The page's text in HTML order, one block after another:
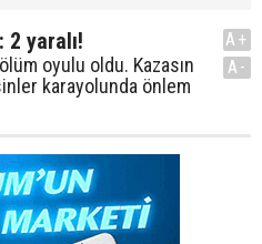
yaralı!
oyulu oldu. Kazasın
karayolunda önlem
A+
A-